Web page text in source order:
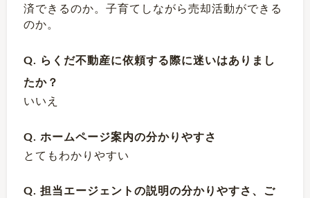
済できるのか。子育てしながら売却活動ができる
のか。
Q. らくだ不動産に依頼する際に迷いはありまし
たか？
いいえ
Q. ホームページ案内の分かりやすさ
とてもわかりやすい
Q. 担当エージェントの説明の分かりやすさ、ご